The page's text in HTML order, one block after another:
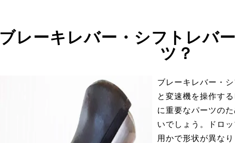
ブレーキレバー・シフトレバ
ツ？
ブレーキレバー・
と変速機を操作す
に重要なパーツの
いでしょう。ドロ
用かで形状が異なり